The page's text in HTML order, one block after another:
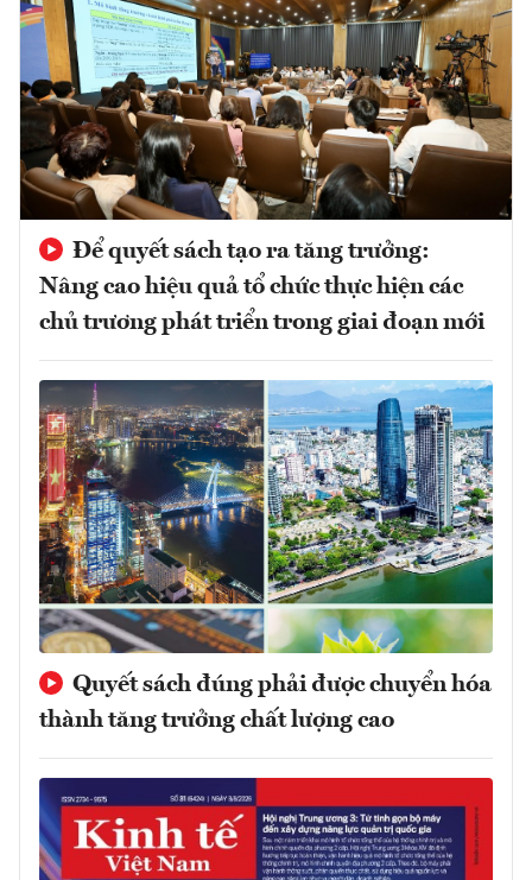
Để quyết sách tạo ra tăng trưởng:
Nâng cao hiệu quả tổ chức thực hiện các
chủ trương phát triển trong giai đoạn mới
Quyết sách đúng phải được chuyển hóa
thành tăng trưởng chất lượng cao